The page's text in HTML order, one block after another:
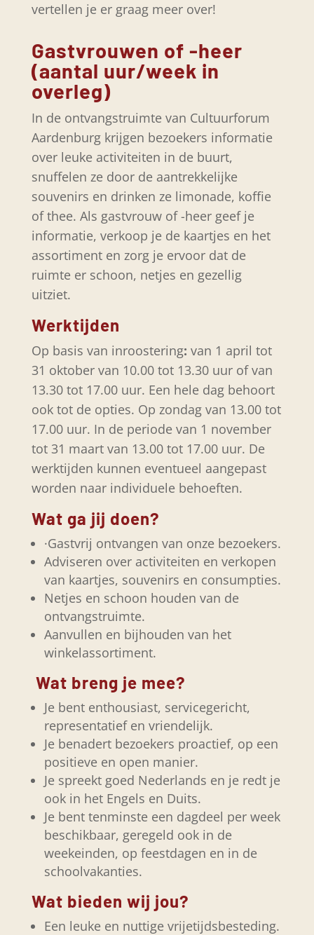
vertellen je er graag meer over!
Gastvrouwen of -heer
(aantal uur/week in
overleg)
In de ontvangstruimte van Cultuurforum
Aardenburg krijgen bezoekers informatie
over leuke activiteiten in de buurt,
snuffelen ze door de aantrekkelijke
souvenirs en drinken ze limonade, koffie
of thee. Als gastvrouw of -heer geef je
informatie, verkoop je de kaartjes en het
assortiment en zorg je ervoor dat de
ruimte er schoon, netjes en gezellig
uitziet.
Werktijden
Op basis van inroostering: van 1 april tot
31 oktober van 10.00 tot 13.30 uur of van
13.30 tot 17.00 uur. Een hele dag behoort
ook tot de opties. Op zondag van 13.00 tot
17.00 uur. In de periode van 1 november
tot 31 maart van 13.00 tot 17.00 uur. De
werktijden kunnen eventueel aangepast
worden naar individuele behoeften.
Wat ga jij doen?
·Gastvrij ontvangen van onze bezoekers.
Adviseren over activiteiten en verkopen
van kaartjes, souvenirs en consumpties.
Netjes en schoon houden van de
ontvangstruimte.
Aanvullen en bijhouden van het
winkelassortiment.
Wat breng je mee?
Je bent enthousiast, servicegericht,
representatief en vriendelijk.
Je benadert bezoekers proactief, op een
positieve en open manier.
Je spreekt goed Nederlands en je redt je
ook in het Engels en Duits.
Je bent tenminste een dagdeel per week
beschikbaar, geregeld ook in de
weekeinden, op feestdagen en in de
schoolvakanties.
Wat bieden wij jou?
Een leuke en nuttige vrijetijdsbesteding.